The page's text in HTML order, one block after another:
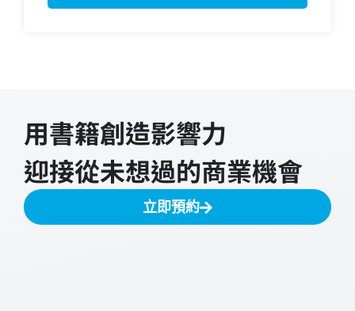
用書籍創造影響力
迎接從未想過的商業機會
立即預約